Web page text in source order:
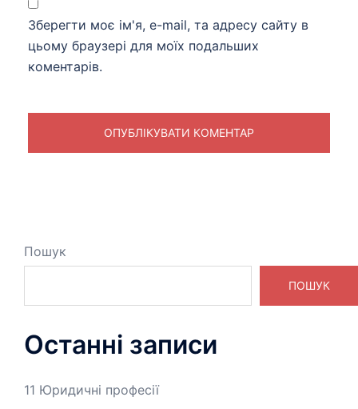
Зберегти моє ім'я, e-mail, та адресу сайту в
цьому браузері для моїх подальших
коментарів.
Пошук
ПОШУК
Останні записи
11 Юридичні професії